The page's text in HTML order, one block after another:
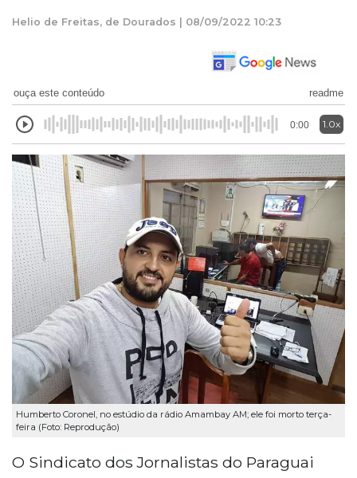
Helio de Freitas, de Dourados | 08/09/2022 10:23
ouça este conteúdo readme
0:00 1.0x
Humberto Coronel, no estúdio da rádio Amambay AM; ele foi morto terça-
feira (Foto: Reprodução)
O Sindicato dos Jornalistas do Paraguai